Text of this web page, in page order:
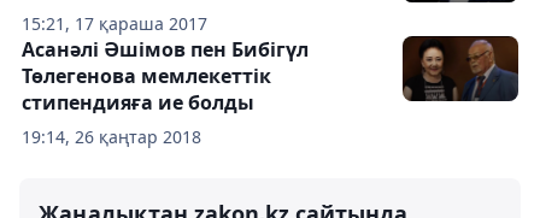
15:21, 17 қараша 2017
19:14, 26 қаңтар 2018
Асанәлі Әшімов пен Бибігүл
Төлегенова мемлекеттік
стипендияға ие болды